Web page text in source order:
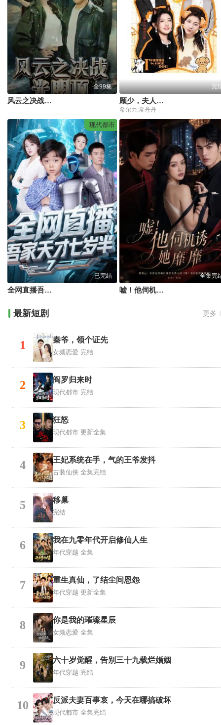
全99集
风云之决战光明顶
完
顾少，夫人又在拆家啦
希尔力,常丹丹
现代都市
已完结
全网直播吾家天才七岁半
全集完
嘘！他伺机诱她靡靡
最新短剧 更多
1 秦爷，领个证先
女频恋爱 完结
2 阎罗归来时
现代都市 完结
3 狂怒
现代都市 更新全集
4 王妃系统在手，气的王爷发抖
古装仙侠 全集完结
5 移巢
完结
6 我在九零年代开启修仙人生
年代穿越 全集
7 重生真仙，了结尘间恩怨
年代穿越 更新全集
8 你是我的璀璨星辰
女频恋爱 全集
9 六十岁觉醒，告别三十九载烂婚姻
年代穿越 完结
10 反派夫妻百事哀，今天在哪搞破坏
现代都市 全集完结